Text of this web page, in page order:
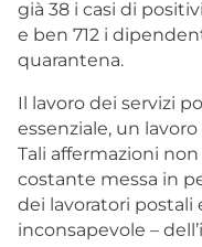
già 38 i casi di
e ben 712 i
quarantena.
Il lavoro dei servizi
essenziale, un
Tali affermazioni
costante messa in
dei lavoratori postali
inconsapevole –